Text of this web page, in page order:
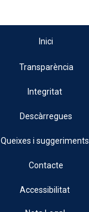
Inici
Transparència
Integritat
Descàrregues
Queixes i suggeriments
Contacte
Accessibilitat